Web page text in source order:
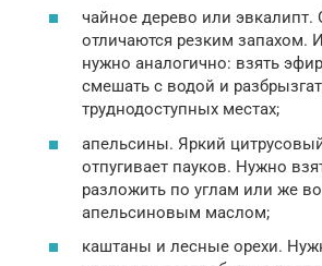
чайное дерево или эвкалипт.
отличаются резким запахом.
нужно аналогично: взять
смешать с водой и
труднодоступных местах;
апельсины. Яркий
отпугивает пауков. Нужно
разложить по углам или же
апельсиновым маслом;
каштаны и лесные орехи.